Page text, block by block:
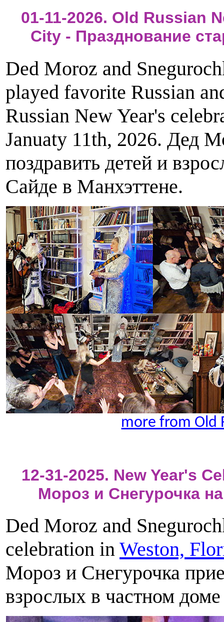
01-11-2026. Old Russian
City - Празднование
Ded Moroz and
played favorite Russian
Russian New Year's
Januaty 11th, 2026. Дед
поздравить детей и
Сайде в Манхэттене.
more from Old
12-31-2025. New Year's
Мороз и Снегурочка
Ded Moroz and
celebration in Weston,
Мороз и Снегурочка
взрослых в частном